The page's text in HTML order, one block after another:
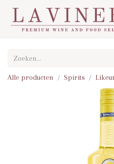
Alle producten Spirits